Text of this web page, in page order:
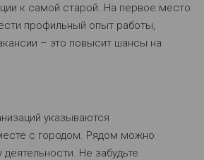
к самой старой. На первое место
профильный опыт работы,
– это повысит шансы на
указываются
с городом. Рядом можно
Не забудьте